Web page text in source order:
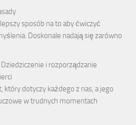
sposób na to aby ćwiczyć
Doskonale nadają się zarówno
i rozporządzanie
który dotyczy każdego z nas, a jego
w trudnych momentach